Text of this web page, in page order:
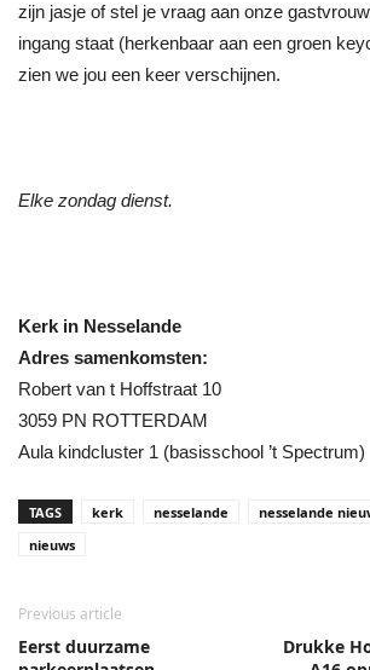
zijn jasje of stel je vraag aan onze
ingang staat (herkenbaar aan een groen
zien we jou een keer verschijnen.
Elke zondag dienst.
Kerk in Nesselande
Adres samenkomsten:
Robert van t Hoffstraat 10
3059 PN ROTTERDAM
Aula kindcluster 1 (basisschool ’t Spectrum)
TAGS kerk nesselande nesselande
nieuws
Previous article
Eerst duurzame
Drukke